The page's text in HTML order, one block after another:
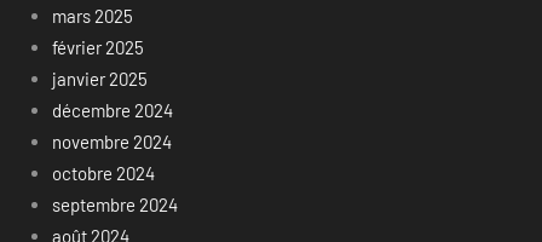
mars 2025
février 2025
janvier 2025
décembre 2024
novembre 2024
octobre 2024
septembre 2024
août 2024